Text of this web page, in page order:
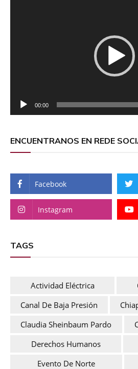
00:00
ENCUENTRANOS EN REDE
Facebook
Instagram
TAGS
Actividad Eléctrica
Canal De Baja Presión
Claudia Sheinbaum Pardo
Derechos Humanos
Evento De Norte